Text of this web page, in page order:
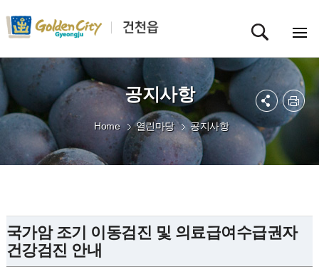
공지사항
Home 열린마당 공지사항
국가암 조기 이동검진 및 의료급여수급권자
건강검진 안내